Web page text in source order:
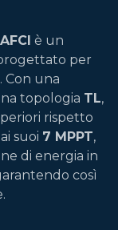
è un
per
Con una
topologia TL,
rispetto
suoi 7 MPPT,
di energia in
così